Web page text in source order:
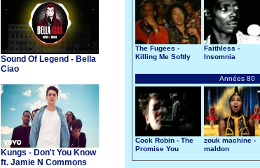
Sound Of Legend - Bella
Ciao
Kungs - Don't You Know
ft. Jamie N Commons
The Fugees -
Killing Me Softly
Faithless -
Insomnia
Années 80
Cock Robin - The
Promise You
zouk machine -
maldon